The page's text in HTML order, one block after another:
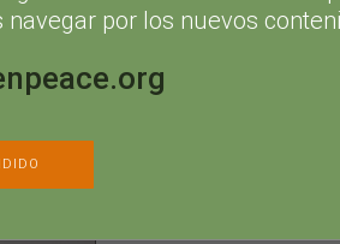
unas décadas ha pasado a ser
y bajo precio. Podemos encontrarlo en
en el textil de la ropa, en materiales de
navegar por los nuevos